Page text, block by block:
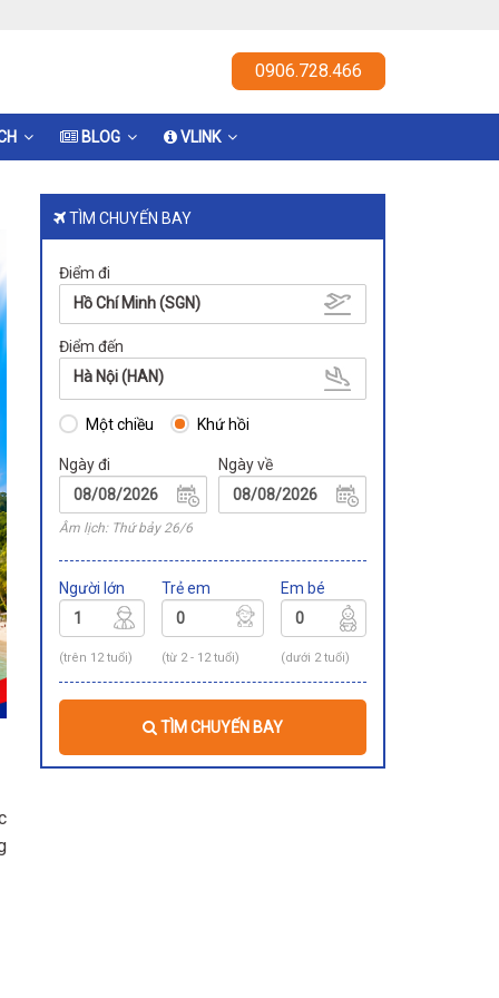
0906.728.466
BLOG VLINK
TÌM CHUYẾN BAY
Điểm đi
Hồ Chí Minh (SGN)
Điểm đến
Hà Nội (HAN)
Một chiều Khứ hồi
Ngày đi
Âm lịch: Thứ bảy 26/6
Ngày về
Người lớn
(trên 12 tuổi)
Trẻ em
(từ 2 - 12 tuổi)
Em bé
(dưới 2 tuổi)
TÌM CHUYẾN BAY